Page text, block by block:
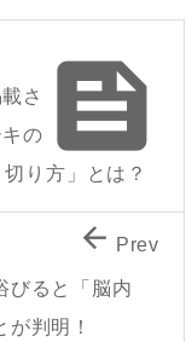

さ
の
切り方」とは？
びると「脳内
判明！
 Prev